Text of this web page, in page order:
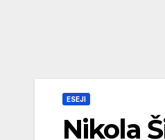
ESEJI
Nikola